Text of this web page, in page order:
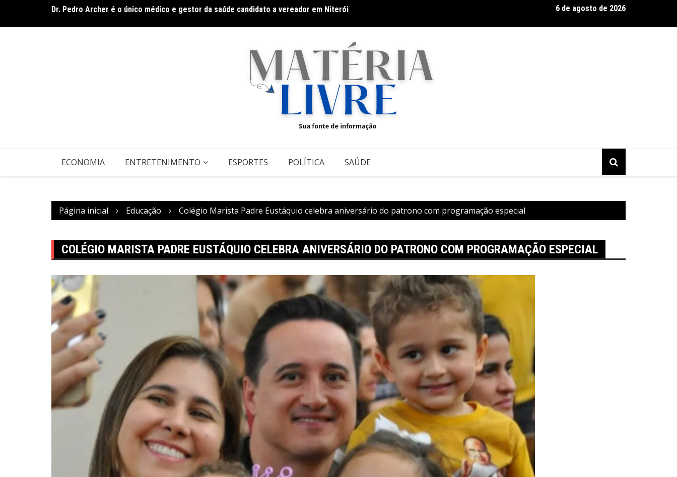
o
Band Bahia realiza tradicional debate entre candidatos ao Governo da Bahia para mais de 300 cidades neste
Galeria Murilo Castro promove curso sobre a História da Arte
6 de agosto de 2026
ECONOMIA ENTRETENIMENTO ESPORTES POLÍTICA SAÚDE
Página inicial Educação Colégio Marista Padre Eustáquio celebra aniversário do patrono com programação especial
COLÉGIO MARISTA PADRE EUSTÁQUIO CELEBRA ANIVERSÁRIO DO PATRONO COM PROGRAMAÇÃO ESPECIAL